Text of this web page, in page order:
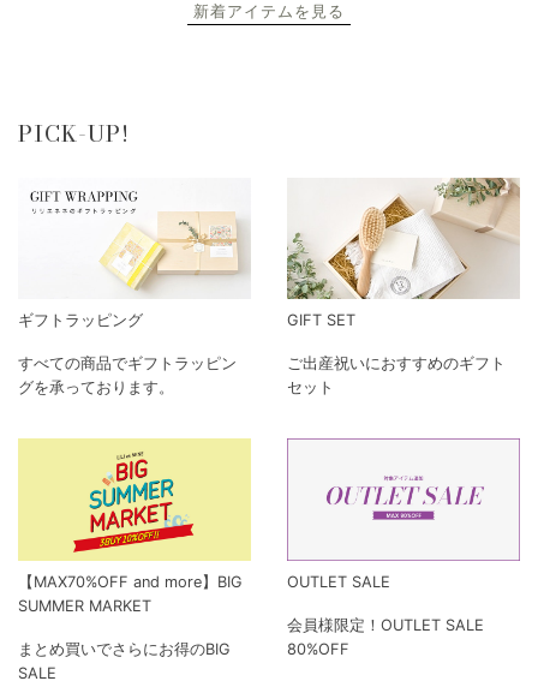
新着アイテムを見る
PICK-UP!
ギフトラッピング
すべての商品でギフトラッピン
グを承っております。
GIFT SET
ご出産祝いにおすすめのギフト
セット
【MAX70%OFF and more】BIG
SUMMER MARKET
まとめ買いでさらにお得のBIG
SALE
OUTLET SALE
会員様限定！OUTLET SALE
80%OFF